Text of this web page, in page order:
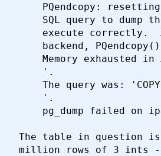
PQendcopy:
SQL query to dump
execute correctly.
backend,
Memory exhausted in
    '.
The query was:
    '.
pg_dump failed on
The table in question
million rows of 3 ints